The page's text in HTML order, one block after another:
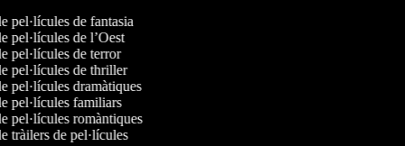
pel·lícules de fantasia
pel·lícules de l’Oest
pel·lícules de terror
pel·lícules de thriller
pel·lícules dramàtiques
pel·lícules familiars
pel·lícules romàntiques
tràilers de pel·lícules